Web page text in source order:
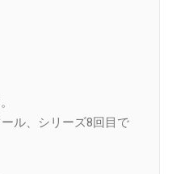
ル、シリーズ8回目で